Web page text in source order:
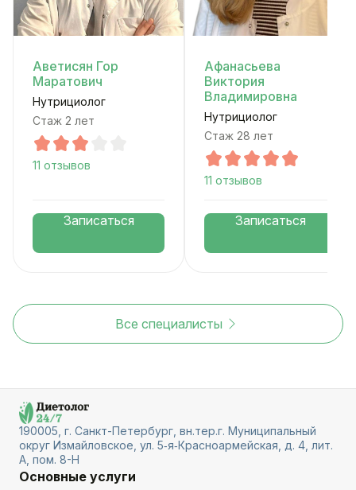
Аветисян Гор
Маратович
Нутрициолог
Стаж 2 лет
11 отзывов
Записаться
Афанасьева
Виктория
Владимировна
Нутрициолог
Стаж 28 лет
11 отзывов
Записаться
Все специалисты
190005, г. Санкт-Петербург, вн.тер.г. Муниципальный
округ Измайловское, ул. 5‑я‑Красноармейская, д. 4, лит.
А, пом. 8-Н
Основные услуги